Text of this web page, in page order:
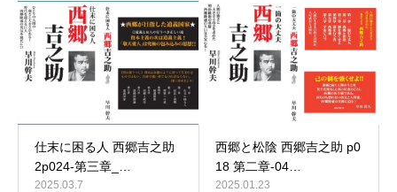
仕末に困る人 西郷吉之助
2p024-第三章_…
2025.03.7
西郷と松陰 西郷吉之助 p0
18 第二章-04…
2025.01.23